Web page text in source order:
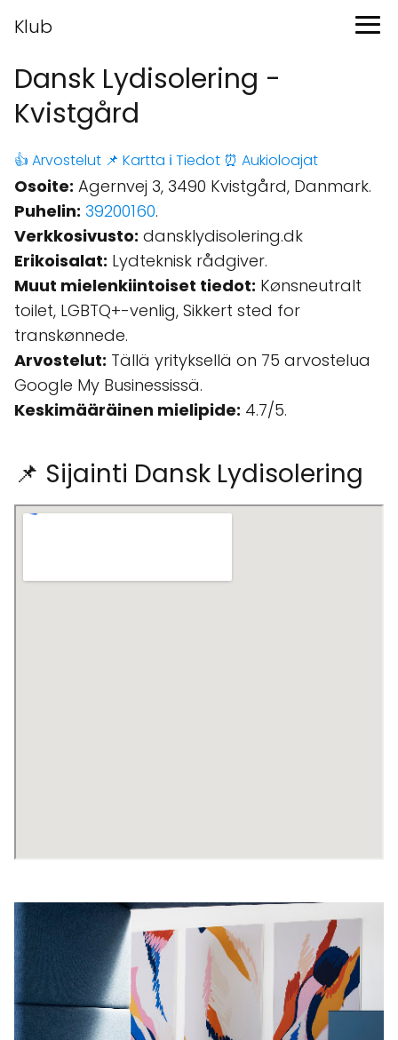
Klub
Dansk Lydisolering -
Kvistgård
👍 Arvostelut 📌 Kartta ℹ️ Tiedot ⏰ Aukioloajat
Osoite: Agernvej 3, 3490 Kvistgård, Danmark.
Puhelin: 39200160.
Verkkosivusto: dansklydisolering.dk
Erikoisalat: Lydteknisk rådgiver.
Muut mielenkiintoiset tiedot: Kønsneutralt
toilet, LGBTQ+-venlig, Sikkert sted for
transkønnede.
Arvostelut: Tällä yrityksellä on 75 arvostelua
Google My Businessissä.
Keskimääräinen mielipide: 4.7/5.
📌 Sijainti Dansk Lydisolering